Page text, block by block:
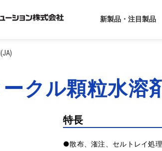
新製品・注目製品
クル顆粒水溶
特長
●散布、潅注、セルトレイ処